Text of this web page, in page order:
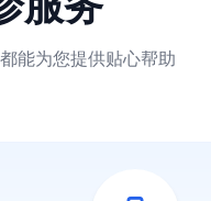
能为您提供贴心帮助